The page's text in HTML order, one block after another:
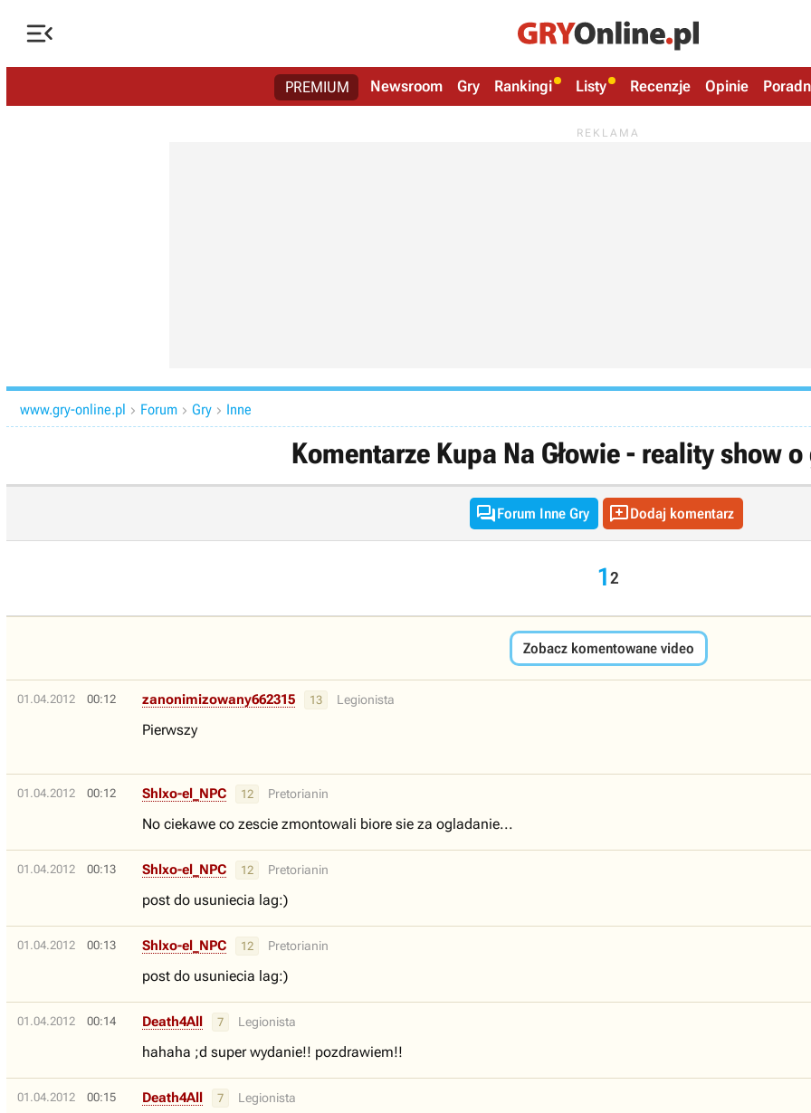

PREMIUM Newsroom Gry Rankingi Listy Recenzje Opinie
www.gry-online.pl  Forum  Gry  Inne
Komentarze Kupa Na Głowie - reality show
Forum Inne Gry Dodaj komentarz
12
Zobacz komentowane video
01.04.2012 00:12 zanonimizowany662315 13 Legionista
Pierwszy
01.04.2012 00:12 Shlxo-el_NPC 12 Pretorianin
No ciekawe co zescie zmontowali biore sie za ogladanie...
01.04.2012 00:13 Shlxo-el_NPC 12 Pretorianin
post do usuniecia lag:)
01.04.2012 00:13 Shlxo-el_NPC 12 Pretorianin
post do usuniecia lag:)
01.04.2012 00:14 Death4All 7 Legionista
hahaha ;d super wydanie!! pozdrawiem!!
01.04.2012 00:15 Death4All 7 Legionista